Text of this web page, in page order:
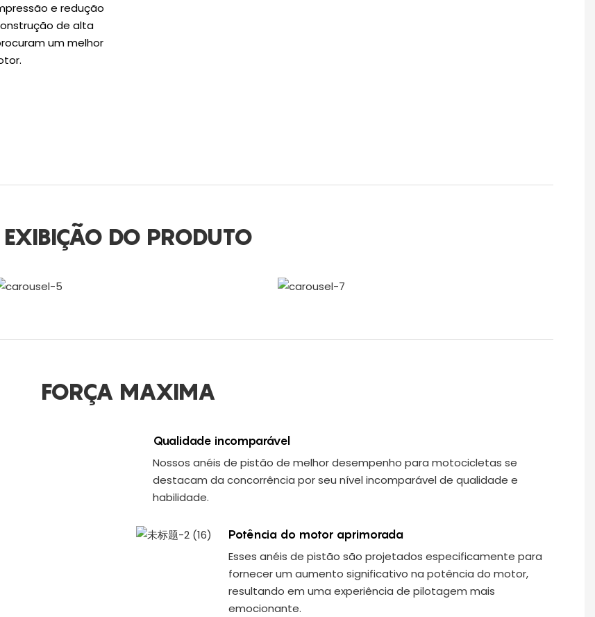
e redução
de alta
um melhor
EXIBIÇÃO DO PRODUTO
FORÇA MAXIMA
Qualidade incomparável
Nossos anéis de pistão de melhor desempenho para motocicletas se
destacam da concorrência por seu nível incomparável de qualidade e
habilidade.
Potência do motor aprimorada
Esses anéis de pistão são projetados especificamente para
fornecer um aumento significativo na potência do motor,
resultando em uma experiência de pilotagem mais
emocionante.